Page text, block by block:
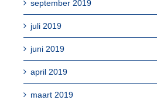
september 2019
juli 2019
juni 2019
april 2019
maart 2019